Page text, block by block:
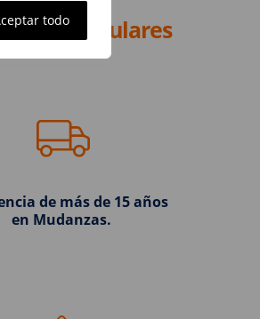
todo
particulares
de más de 15 años
en Mudanzas.